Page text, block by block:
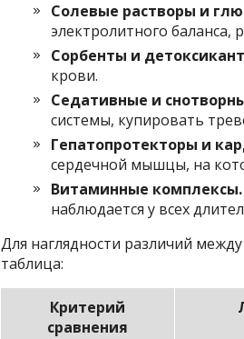
Солевые растворы и
электролитного баланса,
Сорбенты и
крови.
Седативные и
системы, купировать
Гепатопротекторы и
сердечной мышцы, на
Витаминные комплексы.
наблюдается у всех
Для наглядности различий
таблица:
Критерий
сравнения